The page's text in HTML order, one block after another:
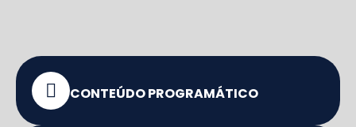
CONTEÚDO PROGRAMÁTICO